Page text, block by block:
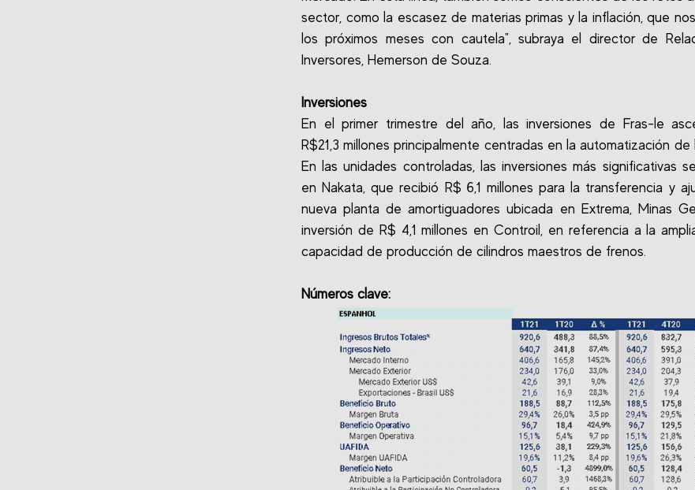
sector, como la escasez de materias primas y la inflación, que
los próximos meses con cautela", subraya el director de
Inversores, Hemerson de Souza.
Inversiones
En el primer trimestre del año, las inversiones de Fras-le
R$21,3 millones principalmente centradas en la automatización de
En las unidades controladas, las inversiones más significativas
en Nakata, que recibió R$ 6,1 millones para la transferencia y
nueva planta de amortiguadores ubicada en Extrema, Minas
inversión de R$ 4,1 millones en Controil, en referencia a la
capacidad de producción de cilindros maestros de frenos.
Números clave: